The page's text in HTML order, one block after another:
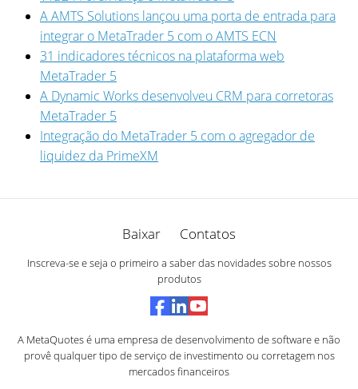
A AMTS Solutions lançou uma porta de entrada para
integrar o MetaTrader 5 com o AMTS ECN
31 indicadores técnicos na plataforma web
MetaTrader 5
A Dynamic Works desenvolveu CRM para corretoras
MetaTrader 5
Integração do MetaTrader 5 com o agregador de
liquidez da PrimeXM
Baixar Contatos
Inscreva-se e seja o primeiro a saber das novidades sobre nossos
produtos
A MetaQuotes é uma empresa de desenvolvimento de software e não
provê qualquer tipo de serviço de investimento ou corretagem nos
mercados financeiros